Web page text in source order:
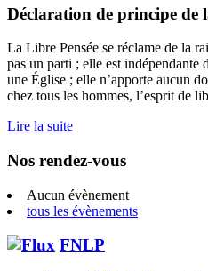
Déclaration de principe de
La Libre Pensée se réclame de la
pas un parti ; elle est indépendante
une Église ; elle n’apporte aucun
chez tous les hommes, l’esprit de
Lire la suite
Nos rendez-vous
Aucun évènement
tous les évènements
FNLP